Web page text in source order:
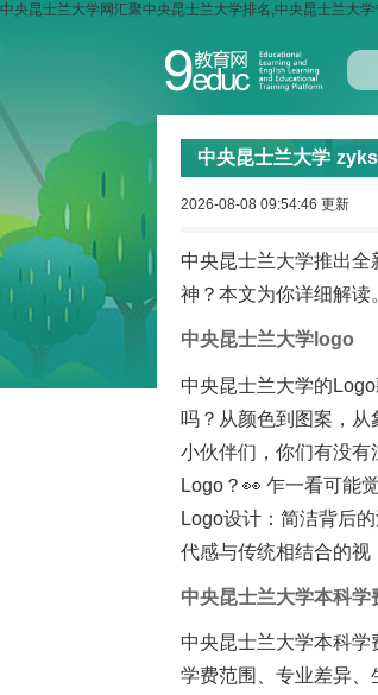
中央昆士兰大学网汇聚中央昆士兰大学排名,中央昆士兰大
中央昆士兰大学
2026-08-08 09:54:46 更新
中央昆士兰大学推出
神？本文为你详细解读
中央昆士兰大学logo
中央昆士兰大学的
吗？从颜色到图案，从
小伙伴们，你们有没
Logo？👀 乍一看可能
Logo设计：简洁背后
代感与传统相结合的视
中央昆士兰大学本科学
中央昆士兰大学本科
学费范围、专业差异